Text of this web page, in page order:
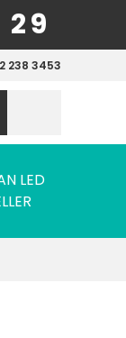
29
238 3453
LED